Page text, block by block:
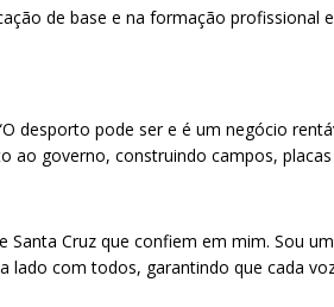
de base e na formação profissional
pode ser e é um negócio
governo, construindo campos,
Cruz que confiem em mim. Sou
com todos, garantindo que cada